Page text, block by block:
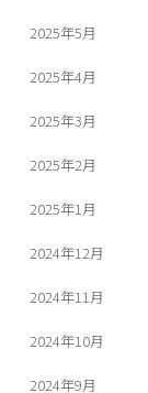
2025年5月
2025年4月
2025年3月
2025年2月
2025年1月
2024年12月
2024年11月
2024年10月
2024年9月